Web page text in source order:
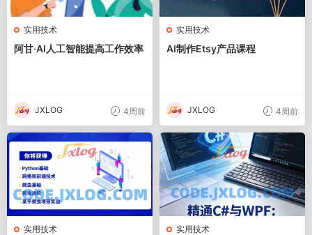
实用技术
阿甘·AI人工智能提高工作效率
JXLOG 4周前
实用技术
AI制作Etsy产品课程
JXLOG 4周前
实用技术 实用技术